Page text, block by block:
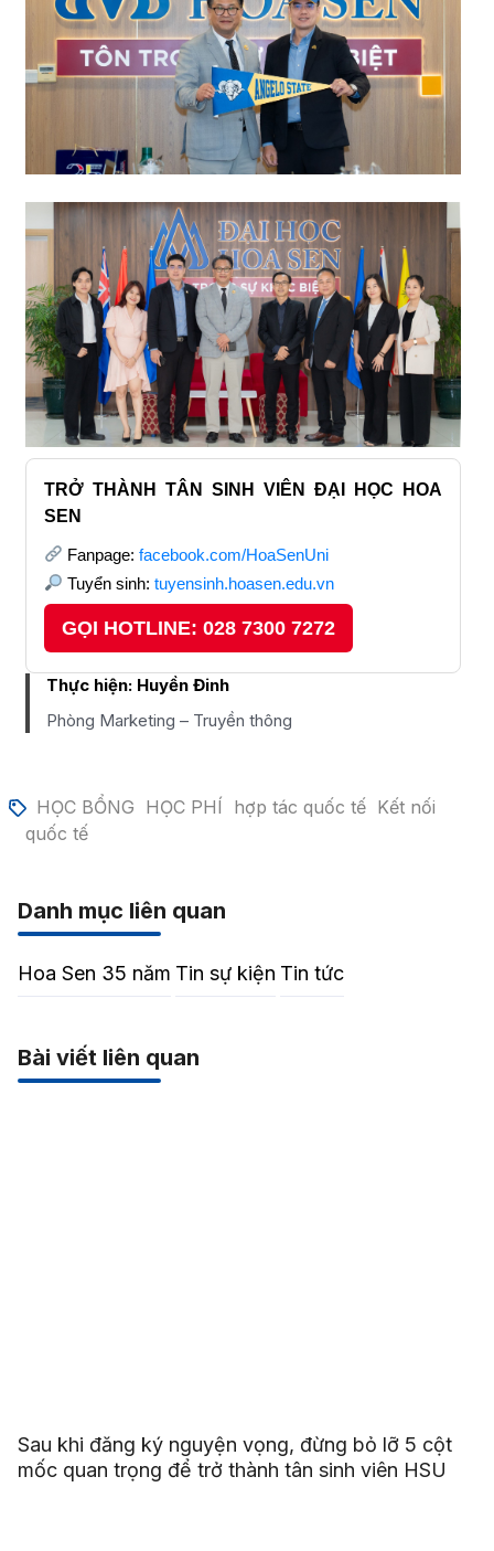
TRỞ THÀNH TÂN SINH VIÊN ĐẠI HỌC HOA
SEN
Fanpage: facebook.com/HoaSenUni
Tuyển sinh: tuyensinh.hoasen.edu.vn
GỌI HOTLINE: 028 7300 7272
Thực hiện: Huyền Đinh
Phòng Marketing – Truyền thông
HỌC BỔNG HỌC PHÍ hợp tác quốc tế Kết nối
quốc tế
Danh mục liên quan
Hoa Sen 35 năm Tin sự kiện Tin tức
Bài viết liên quan
Sau khi đăng ký nguyện vọng, đừng bỏ lỡ 5 cột
mốc quan trọng để trở thành tân sinh viên HSU